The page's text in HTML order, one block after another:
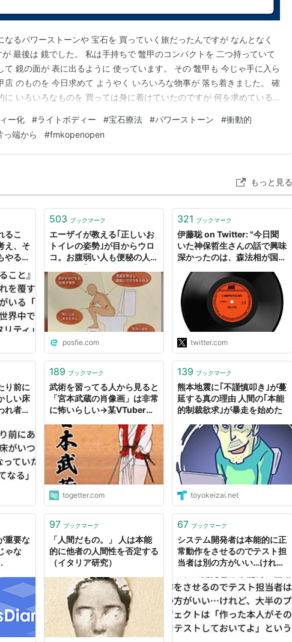
なるパワーストーンや 宝石を 買っていく旅だったんですが なんとなく
最後は 鏡でした。 私は手持ちで 鼈甲のコンパクトを 二つ持っていて
て 鏡の面が 表に出るように 使っています。 その 鼈甲も 今じゃ手に入ら
店 のものを 今日求めて ようやく いろいろな物事が 落ち着きました。 確
に いろいろなものを 買っては身に着けていたのですが 何を求めている
と 最後に 鏡を身に着けた瞬間 いろいろなものが サー っと流れていき
ー化 #ライトボディー #宝石療法 #パワーストーン #衝動的
っ端から #fmkopenopen
もっと見る
るこ
え、そ
やる人
れる本
-
503 ブックマーク
エーザイが教える｢正しいお
トイレの姿勢｣が目からウロ
コ。お腹弱い人も便秘の人に
｢やはり和式が最高｣｢考える
人だ｣
posfie.com
321 ブックマーク
伊藤聡 on Twitter: "今日聞
いた神保哲生さんの話で興味
深かったのは、森法相が国会
女には、現政権に求められる
「明らかに論理の破綻した答
弁を、表情を変えずに言い切
る能力」がないのだという。
ニューヨーク大学ロースクー
ルで学んだ知性が邪魔をし
て、非論理的な答弁に本能的
な抵抗が生じる。"
twitter.com
り前に
しい床
れ者に
189 ブックマーク
武術を習ってる人から見ると
「宮本武蔵の肖像画」は非常
に怖いらしい→某VTuberの
怖」の正体が分かった気がす
る
togetter.com
139 ブックマーク
熊本地震に｢不謹慎叩き｣が蔓
延する真の理由 人間の｢本能
的制裁欲求｣が暴走を始めた
toyokeizai.net
重要な
ゃな
97 ブックマーク
「人間だもの。」 人は本能
的に他者の人間性を否定する
（イタリア研究）
67 ブックマーク
システム開発者は本能的に正
常動作をさせるのでテスト担
当者は別の方がいい…けれ
「作った本人がそのままテス
トしておいてよ」というノリ
が多い